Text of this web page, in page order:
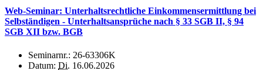
Web-Seminar: Unterhaltsrechtliche Einkommensermittlung bei
Selbständigen - Unterhaltsansprüche nach § 33 SGB II, § 94
SGB XII bzw. BGB
Seminarnr.: 26-63306K
Datum: Di. 16.06.2026